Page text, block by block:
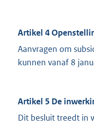
Artikel 4
Aanvragen om
kunnen vanaf 8
Artikel 5 De
Dit besluit treedt in